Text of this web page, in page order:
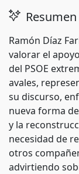
Ramón Díaz
valorar el
del PSOE
avales,
su discurso,
nueva forma
y la
necesidad de
otros
advirtiendo